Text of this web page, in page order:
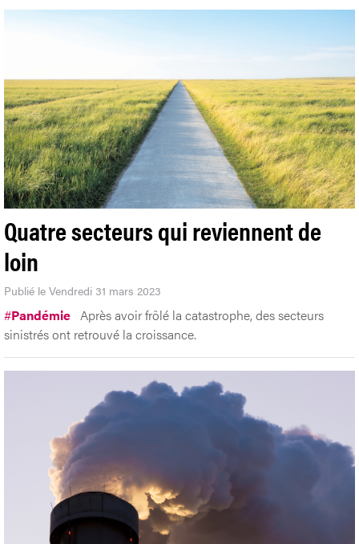
Quatre secteurs qui reviennent de
loin
Publié le Vendredi 31 mars 2023
#Pandémie Après avoir frôlé la catastrophe, des secteurs
sinistrés ont retrouvé la croissance.